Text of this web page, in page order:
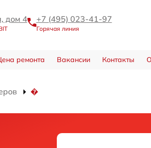
дом 4 +7 (495) 023-41-97
Горячая линия
ремонта Вакансии Контакты
�